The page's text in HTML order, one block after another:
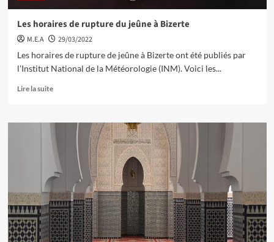
Les horaires de rupture du jeûne à Bizerte
M.E.A
29/03/2022
Les horaires de rupture de jeûne à Bizerte ont été publiés par
l'Institut National de la Météorologie (INM). Voici les...
Lire la suite